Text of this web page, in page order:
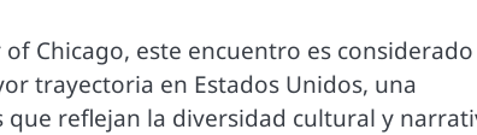
Chicago, este encuentro es
trayectoria en Estados Unidos, una
reflejan la diversidad cultural y